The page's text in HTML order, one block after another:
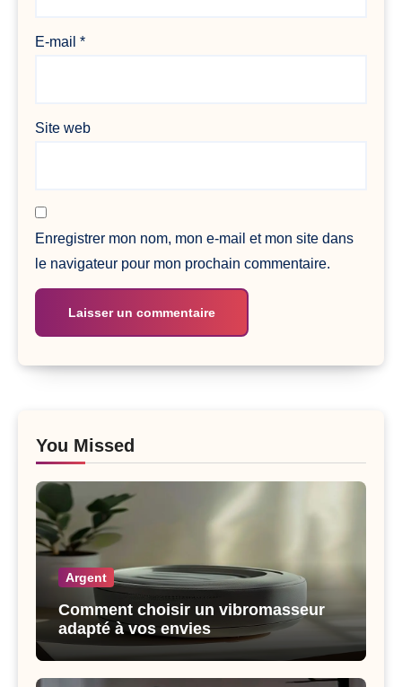
E-mail*
Site web
Enregistrer mon nom, mon e-mail et mon site dans
le navigateur pour mon prochain commentaire.
You Missed
Argent
Comment choisir un vibromasseur
adapté à vos envies